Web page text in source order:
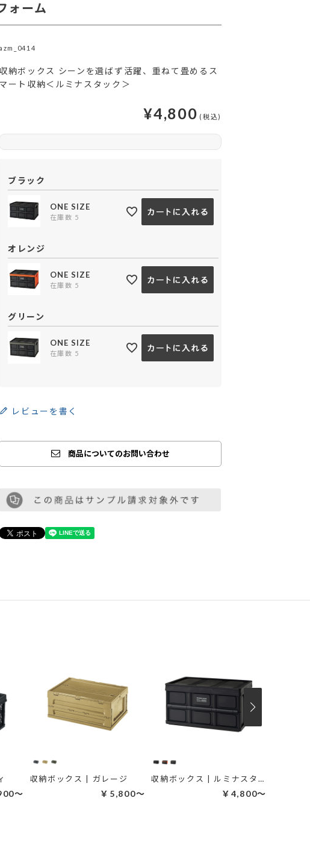
ォーム
収納ボックス シーンを選ばず活躍、重ねて畳めるス
マート収納＜ルミナスタック＞
¥4,800
ブラック
ONE SIZE
在庫数 5
オレンジ
ONE SIZE
在庫数 5
グリーン
ONE SIZE
在庫数 5
レビューを書く
商品についてのお問い合わせ
～
収納ボックス | ガレージ
￥5,800～
収納ボックス | ルミナスタック
￥4,800～